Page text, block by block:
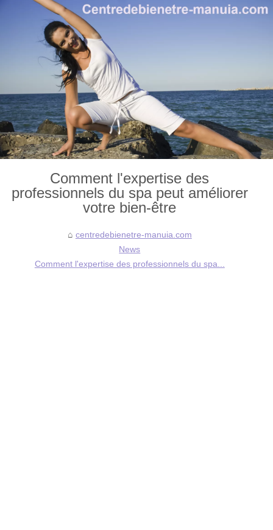
Comment l'expertise des
professionnels du spa peut améliorer
votre bien-être
centredebienetre-manuia.com
News
Comment l'expertise des professionnels du spa...